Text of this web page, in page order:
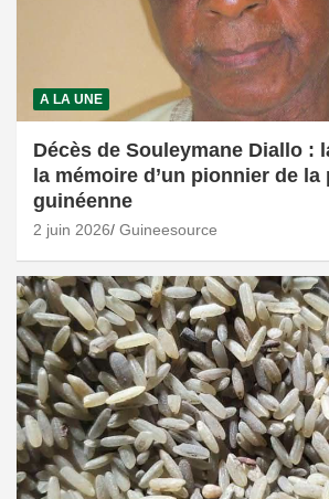
A LA UNE
Décès de Souleymane Diallo :
la mémoire d’un pionnier de
guinéenne
2 juin 2026 Guineesource